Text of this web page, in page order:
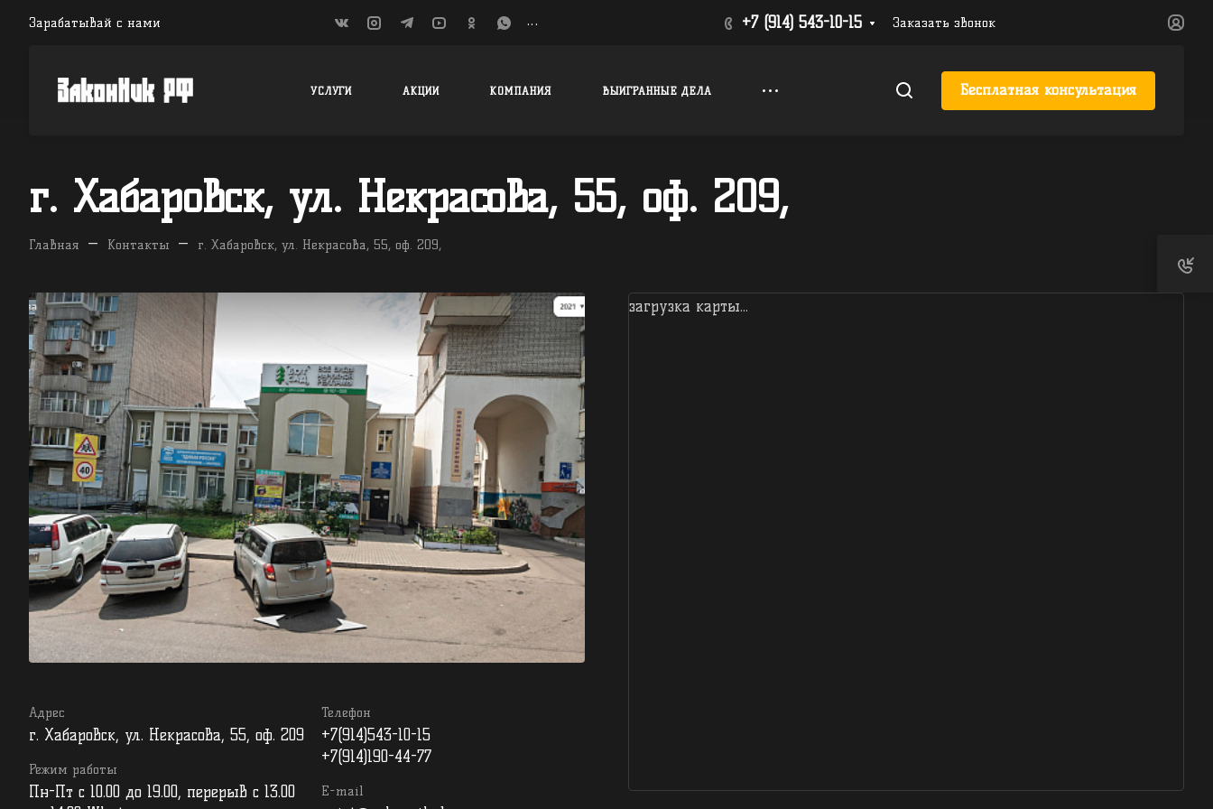
Зарабатывай с нами ... +7 (914) 543-10-15 Заказать звонок
УСЛУГИ АКЦИИ КОМПАНИЯ ВЫИГРАННЫЕ ДЕЛА Бесплатная консультация
г. Хабаровск, ул. Некрасова, 55, оф. 209,
Главная — Контакты — г. Хабаровск, ул. Некрасова, 55, оф. 209,
Адрес
г. Хабаровск, ул. Некрасова, 55, оф. 209
Режим работы
Пн-Пт с 10.00 до 19.00, перерыв с 13.00
Телефон
+7(914)543-10-15
+7(914)190-44-77
E-mail
загрузка карты...